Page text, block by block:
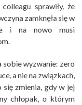
sprawiły, że
zamknęła się w
i na nowo musi
sobie wyzwanie: zero
a nie na związkach,
zmienia, gdy w jej
chłopak, o którym